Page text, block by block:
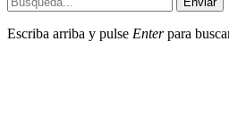
Escriba arriba y pulse Enterpara